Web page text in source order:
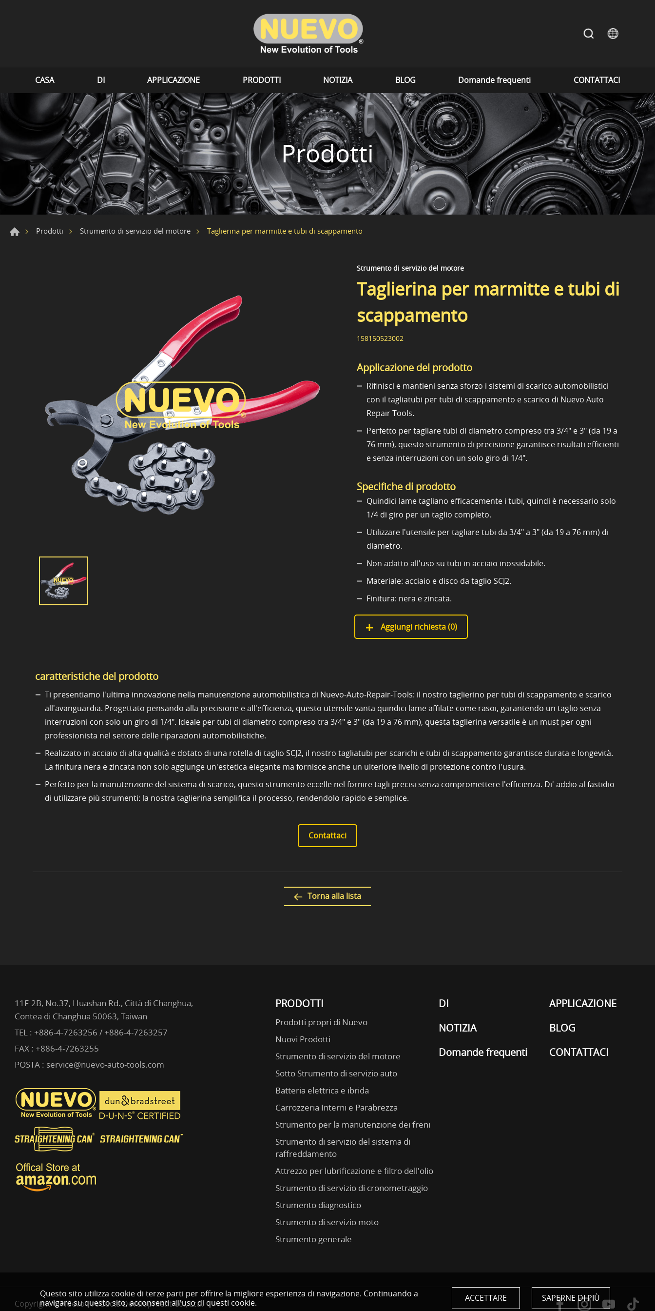
CASA DI APPLICAZIONE PRODOTTI NOTIZIA BLOG Domande frequenti CONTATTACI
Prodotti
Prodotti Strumento di servizio del motore Taglierina per marmitte e tubi di scappamento
Strumento di servizio del motore
Taglierina per marmitte e tubi di
scappamento
158150523002
Applicazione del prodotto
Rifinisci e mantieni senza sforzo i sistemi di scarico automobilistici
con il tagliatubi per tubi di scappamento e scarico di Nuevo Auto
Repair Tools.
Perfetto per tagliare tubi di diametro compreso tra 3/4" e 3" (da 19 a
76 mm), questo strumento di precisione garantisce risultati efficienti
e senza interruzioni con un solo giro di 1/4".
Specifiche di prodotto
Quindici lame tagliano efficacemente i tubi, quindi è necessario solo
1/4 di giro per un taglio completo.
Utilizzare l'utensile per tagliare tubi da 3/4" a 3" (da 19 a 76 mm) di
diametro.
Non adatto all'uso su tubi in acciaio inossidabile.
Materiale: acciaio e disco da taglio SCJ2.
Finitura: nera e zincata.
Aggiungi richiesta (0)
caratteristiche del prodotto
Ti presentiamo l'ultima innovazione nella manutenzione automobilistica di Nuevo-Auto-Repair-Tools: il nostro taglierino per tubi di scappamento e scarico
all'avanguardia. Progettato pensando alla precisione e all'efficienza, questo utensile vanta quindici lame affilate come rasoi, garantendo un taglio senza
interruzioni con solo un giro di 1/4". Ideale per tubi di diametro compreso tra 3/4" e 3" (da 19 a 76 mm), questa taglierina versatile è un must per ogni
professionista nel settore delle riparazioni automobilistiche.
Realizzato in acciaio di alta qualità e dotato di una rotella di taglio SCJ2, il nostro tagliatubi per scarichi e tubi di scappamento garantisce durata e longevità.
La finitura nera e zincata non solo aggiunge un'estetica elegante ma fornisce anche un ulteriore livello di protezione contro l'usura.
Perfetto per la manutenzione del sistema di scarico, questo strumento eccelle nel fornire tagli precisi senza compromettere l'efficienza. Di' addio al fastidio
di utilizzare più strumenti: la nostra taglierina semplifica il processo, rendendolo rapido e semplice.
Contattaci
Torna alla lista
Questo sito utilizza cookie di terze parti per offrire la migliore esperienza di navigazione. Continuando a
navigare su questo sito, acconsenti all'uso di questi cookie.
ACCETTARE SAPERNE DI PIÙ
PRODOTTI
Prodotti propri di Nuevo
Nuovi Prodotti
Strumento di servizio del motore
Sotto Strumento di servizio auto
Batteria elettrica e ibrida
Carrozzeria Interni e Parabrezza
Strumento per la manutenzione dei freni
Strumento di servizio del sistema di
raffreddamento
Attrezzo per lubrificazione e filtro dell'olio
Strumento di servizio di cronometraggio
Strumento diagnostico
Strumento di servizio moto
Strumento generale
DI
APPLICAZIONE
NOTIZIA
BLOG
Domande frequenti
CONTATTACI
11F-2B, No.37, Huashan Rd., Città di Changhua,
Contea di Changhua 50063, Taiwan
TEL : +886-4-7263256 / +886-4-7263257
FAX : +886-4-7263255
POSTA : service@nuevo-auto-tools.com
Copyright © Nuevo Products Development Co., Ltd.